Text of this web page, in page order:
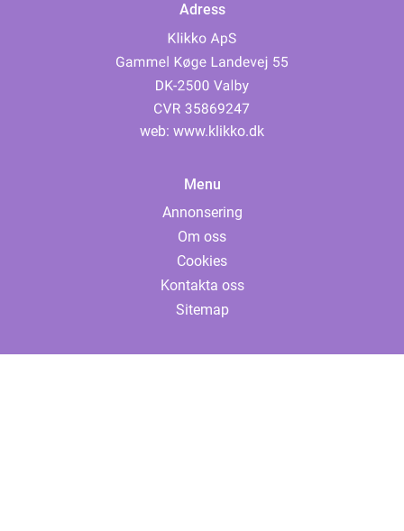
Adress
web: www.klikko.dk
Menu
Annonsering
Om oss
Cookies
Kontakta oss
Sitemap